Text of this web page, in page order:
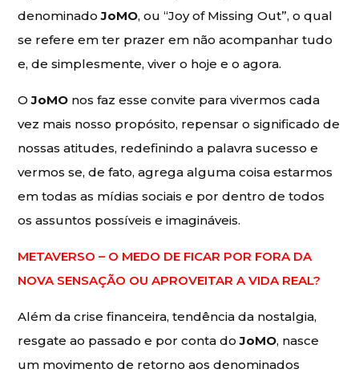
denominadoJoMO, ou “Joy of Missing Out”, o qual
se refere em ter prazer em não acompanhar tudo
e, de simplesmente, viver o hoje e o agora.
OJoMO nos faz esse convite para vivermos cada
vez mais nosso propósito, repensar o significado de
nossas atitudes, redefinindo a palavra sucesso e
vermos se, de fato, agrega alguma coisa estarmos
em todas as mídias sociais e por dentro de todos
os assuntos possíveis e imagináveis.
METAVERSO – O MEDO DE FICAR POR FORA DA
NOVA SENSAÇÃO OU APROVEITAR A VIDA REAL?
Além da crise financeira, tendência da nostalgia,
resgate ao passado e por conta doJoMO, nasce
um movimento de retorno aos denominados